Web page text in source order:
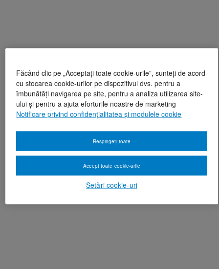
Făcând clic pe „Acceptați toate cookie-urile”, sunteți de acord
cu stocarea cookie-urilor pe dispozitivul dvs. pentru a
îmbunătăți navigarea pe site, pentru a analiza utilizarea site-
ului și pentru a ajuta eforturile noastre de marketing
Notificare privind confidențialitatea și modulele cookie
Setări cookie-uri
Respingeți toate
Accept toate cookie-urile